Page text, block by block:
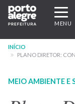
Pular
para
conteúdo
principal
MENU
INÍCIO
PLANO DIRETOR:
MEIO AMBIENTE E